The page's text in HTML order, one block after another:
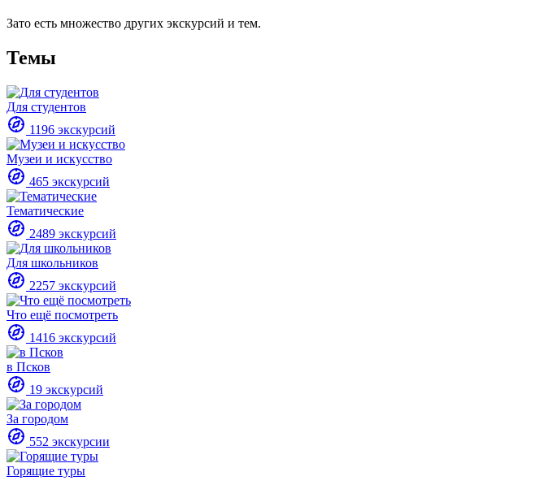
Зато есть множество других экскурсий и тем.
Темы
Для студентов
1196 экскурсий
Музеи и искусство
465 экскурсий
Тематические
2489 экскурсий
Для школьников
2257 экскурсий
Что ещё посмотреть
1416 экскурсий
в Псков
19 экскурсий
За городом
552 экскурсии
Горящие туры